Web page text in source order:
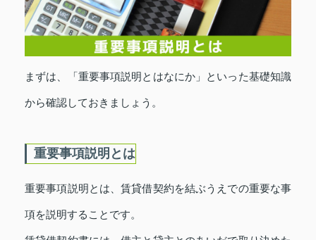
まずは、「重要事項説明とはなにか」といった基礎知識
から確認しておきましょう。
重要事項説明とは
重要事項説明とは、賃貸借契約を結ぶうえでの重要な事
項を説明することです。